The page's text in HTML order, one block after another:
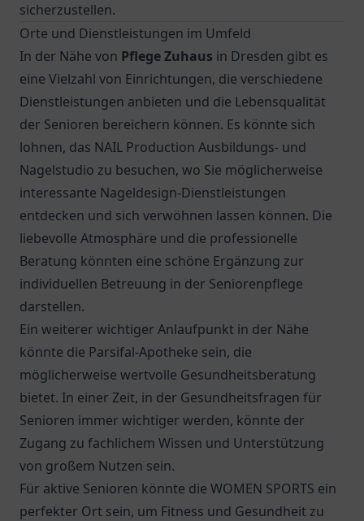
sicherzustellen.
Orte und Dienstleistungen im Umfeld
In der Nähe von Pflege Zuhaus in Dresden gibt es
eine Vielzahl von Einrichtungen, die verschiedene
Dienstleistungen anbieten und die Lebensqualität
der Senioren bereichern können. Es könnte sich
lohnen, das NAIL Production Ausbildungs- und
Nagelstudio zu besuchen, wo Sie möglicherweise
interessante Nageldesign-Dienstleistungen
entdecken und sich verwöhnen lassen können. Die
liebevolle Atmosphäre und die professionelle
Beratung könnten eine schöne Ergänzung zur
individuellen Betreuung in der Seniorenpflege
darstellen.
Ein weiterer wichtiger Anlaufpunkt in der Nähe
könnte die Parsifal-Apotheke sein, die
möglicherweise wertvolle Gesundheitsberatung
bietet. In einer Zeit, in der Gesundheitsfragen für
Senioren immer wichtiger werden, könnte der
Zugang zu fachlichem Wissen und Unterstützung
von großem Nutzen sein.
Für aktive Senioren könnte die WOMEN SPORTS ein
perfekter Ort sein, um Fitness und Gesundheit zu